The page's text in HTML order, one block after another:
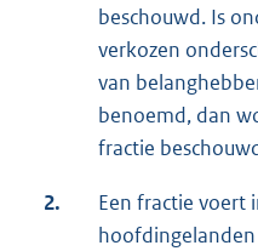
beschouwd. Is
verkozen
van
benoemd, dan
fractie
2.
Een fractie voert